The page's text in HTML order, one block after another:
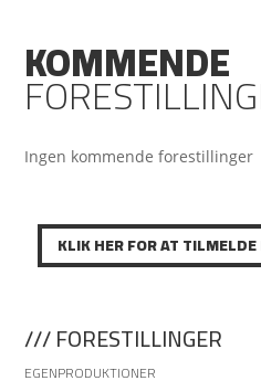
KOMMENDE
Ingen kommende forestillinger
KLIK HER FOR AT
/// FORESTILLINGER
EGENPRODUKTIONER